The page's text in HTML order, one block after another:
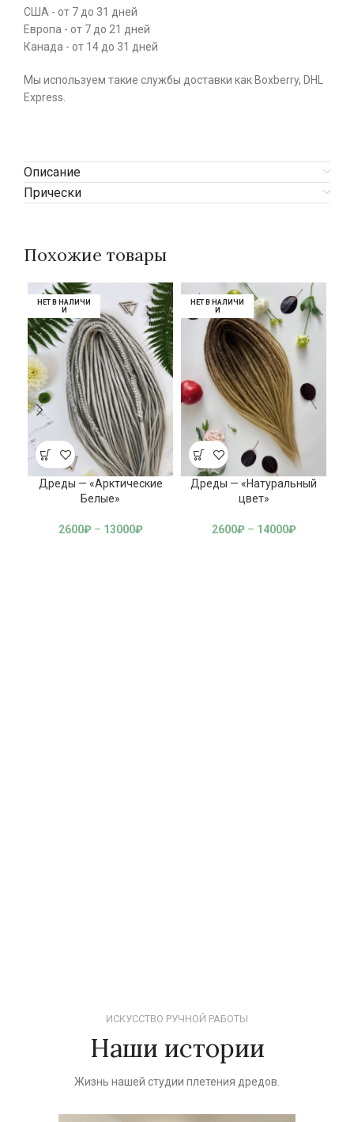
США - от 7 до 31 дней
Европа - от 7 до 21 дней
Канада - от 14 до 31 дней
Мы используем такие службы доставки как Boxberry, DHL
Express.
Описание
Прически
Похожие товары
НЕТ В НАЛИЧИ
И
НЕТ В НАЛИЧИ
И
Дреды — «Арктические
Белые»
2600₽ – 13000₽
НЕТ В НАЛИЧИ
И
НЕТ В НАЛИЧИ
И
Дреды — «Натуральный
цвет»
2600₽ – 14000₽
ИСКУССТВО РУЧНОЙ РАБОТЫ
Наши истории
Жизнь нашей студии плетения дредов.